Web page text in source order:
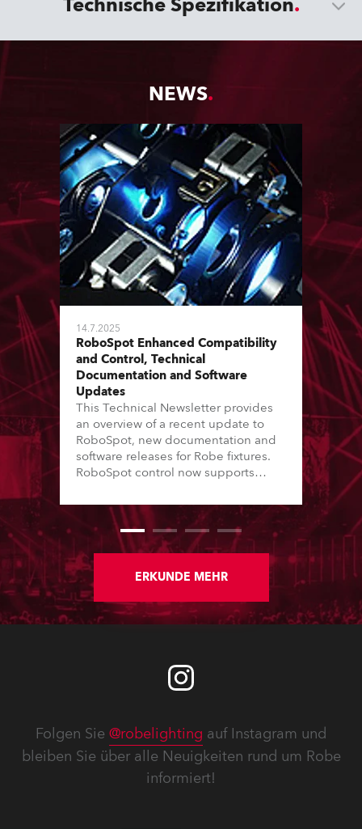
NEWS
14.7.2025
RoboSpot Enhanced Compatibility
and Control, Technical
Documentation and Software
Updates
This Technical Newsletter provides
an overview of a recent update to
RoboSpot, new documentation and
software releases for Robe fixtures.
RoboSpot control now supports
Colour channels, while various fixes
enhance reliability and workflow.
New Service Manuals, Technical
Bulletins and updated Spare Parts
Price Lists are available for
download. In addition, software
updates for lighting fixtures
introduce new features, performance
ERKUNDE MEHR
Folgen Sie @robelighting auf Instagram und
bleiben Sie über alle Neuigkeiten rund um Robe
informiert!